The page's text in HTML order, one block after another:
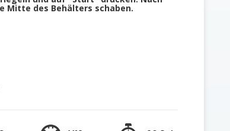
Mitte des Behälters schaben.